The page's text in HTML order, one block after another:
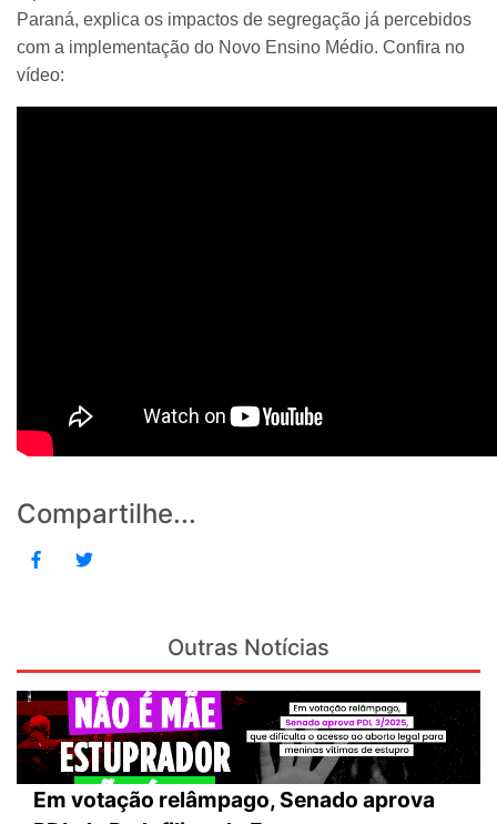
Paraná, explica os impactos de segregação já percebidos
com a implementação do Novo Ensino Médio. Confira no
vídeo:
Compartilhe...
Outras Notícias
Em votação relâmpago, Senado aprova